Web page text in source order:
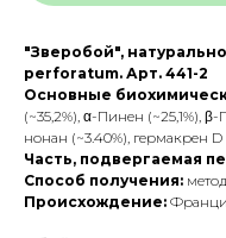
"Зверобой",
perforatum. Арт. 441-2
Основные
(~35,2%), α-Пинен (~25,1%),
нонан (~3.40%), гермакрен D
Часть, подвергаемая
Способ получения:
Происхождение: